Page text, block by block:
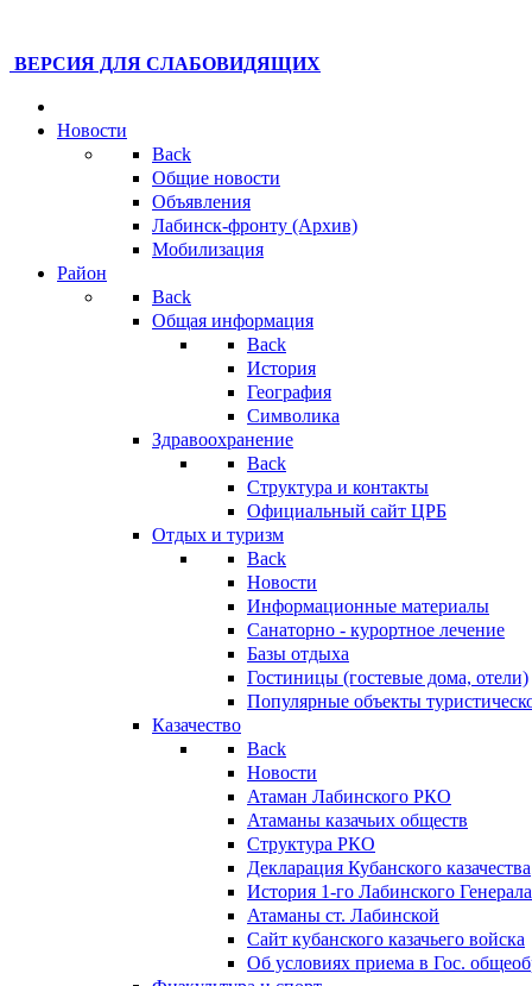
ВЕРСИЯ ДЛЯ СЛАБОВИДЯЩИХ
Новости
Back
Общие новости
Объявления
Лабинск-фронту (Архив)
Мобилизация
Район
Back
Общая информация
Back
История
География
Символика
Здравоохранение
Back
Структура и контакты
Официальный сайт ЦРБ
Отдых и туризм
Back
Новости
Информационные материалы
Санаторно - курортное лечение
Базы отдыха
Гостиницы (гостевые дома, отели)
Популярные объекты
Казачество
Back
Новости
Атаман Лабинского РКО
Атаманы казачьих обществ
Структура РКО
Декларация Кубанского казачества
История 1-го Лабинского
Атаманы ст. Лабинской
Cайт кубанского казачьего войска
Об условиях приема в Гос.